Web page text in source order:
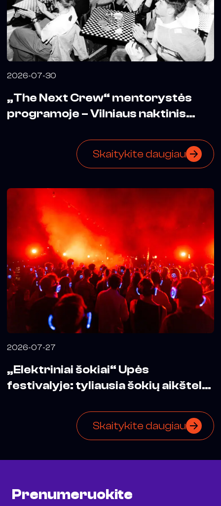
2026-07-30
„The Next Crew“ mentorystės
programoje – Vilniaus naktinis
Skaitykite daugiau
2026-07-27
„Elektriniai šokiai“ Upės
festivalyje: tyliausia šokių aikštelė
Skaitykite daugiau
Prenumeruokite